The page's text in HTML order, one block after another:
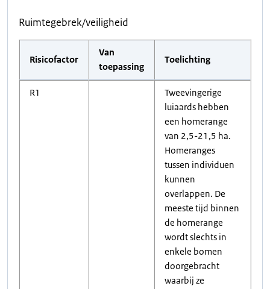
Ruimtegebrek/veiligheid
Risicofactor
Van
toepassing
Toelichting
R1
Tweevingerige
luiaards hebben
een homerange
van 2,5-21,5 ha.
Homeranges
tussen individuen
kunnen
overlappen. De
meeste tijd binnen
de homerange
wordt slechts in
enkele bomen
doorgebracht
waarbij ze